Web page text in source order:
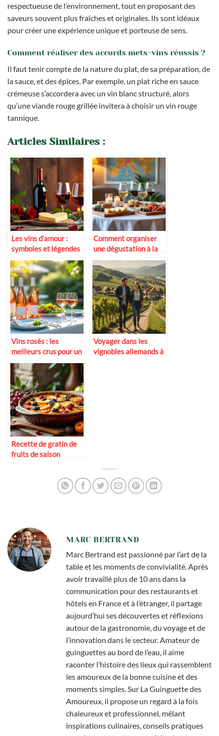
respectueuse de l’environnement, tout en proposant des
saveurs souvent plus fraîches et originales. Ils sont idéaux
pour créer une expérience unique et porteuse de sens.
Comment réaliser des accords mets-vins réussis ?
Il faut tenir compte de la nature du plat, de sa préparation, de
la sauce, et des épices. Par exemple, un plat riche en sauce
crémeuse s’accordera avec un vin blanc structuré, alors
qu’une viande rouge grillée invitera à choisir un vin rouge
tannique.
Articles Similaires :
Les vins d’amour :
symboles et légendes
Comment organiser
une dégustation à la
maison
Vins rosés : les
meilleurs crus pour un
dîner d’été en terrasse
Voyager dans les
vignobles allemands à
Recette de gratin de
fruits de saison
MARC BERTRAND
Marc Bertrand est passionné par l’art de la
table et les moments de convivialité. Après
avoir travaillé plus de 10 ans dans la
communication pour des restaurants et
hôtels en France et à l’étranger, il partage
aujourd’hui ses découvertes et réflexions
autour de la gastronomie, du voyage et de
l’innovation dans le secteur. Amateur de
guinguettes au bord de l’eau, il aime
raconter l’histoire des lieux qui rassemblent
les amoureux de la bonne cuisine et des
moments simples. Sur La Guinguette des
Amoureux, il propose un regard à la fois
chaleureux et professionnel, mêlant
inspirations culinaires, conseils pratiques